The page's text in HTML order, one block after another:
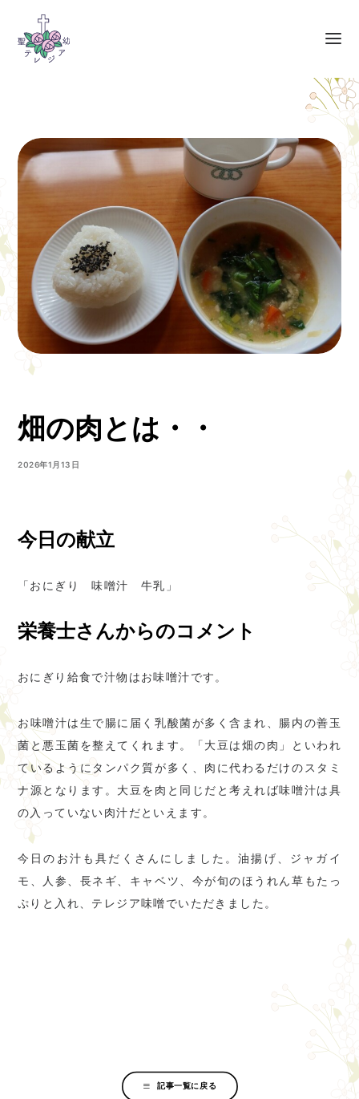
畑の肉とは・・
2026年1月13日
今日の献立
「おにぎり 味噌汁 牛乳」
栄養士さんからのコメント
おにぎり給食で汁物はお味噌汁です。
お味噌汁は生で腸に届く乳酸菌が多く含まれ、腸内の善玉
菌と悪玉菌を整えてくれます。「大豆は畑の肉」といわれ
ているようにタンパク質が多く、肉に代わるだけのスタミ
ナ源となります。大豆を肉と同じだと考えれば味噌汁は具
の入っていない肉汁だといえます。
今日のお汁も具だくさんにしました。油揚げ、ジャガイ
モ、人参、長ネギ、キャベツ、今が旬のほうれん草もたっ
ぷりと入れ、テレジア味噌でいただきました。
記事一覧に戻る